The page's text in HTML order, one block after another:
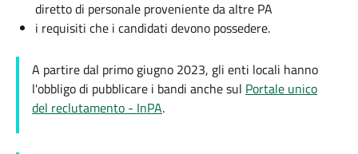
diretto di personale proveniente da altre PA
i requisiti che i candidati devono possedere.
A partire dal primo giugno 2023, gli enti locali hanno
l'obbligo di pubblicare i bandi anche sul Portale unico
del reclutamento - InPA.